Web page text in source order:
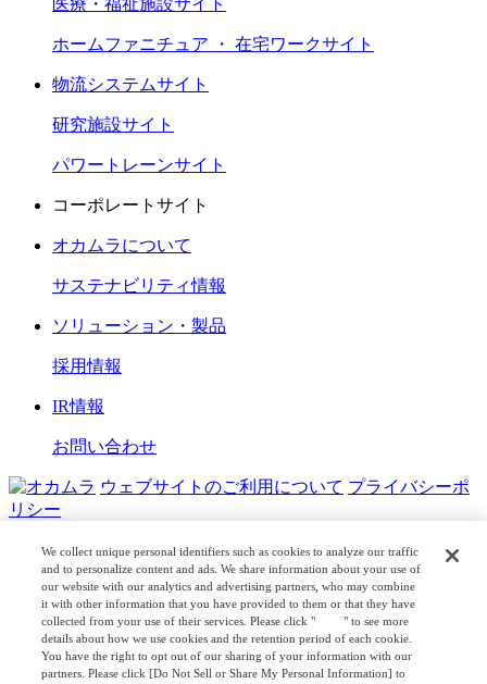
医療・福祉施設サイト
ホームファニチュア ・ 在宅ワークサイト
物流システムサイト
研究施設サイト
パワートレーンサイト
コーポレートサイト
オカムラについて
サステナビリティ情報
ソリューション・製品
採用情報
IR情報
お問い合わせ
ウェブサイトのご利用について プライバシーポ
リシー
COPYRIGHT © OKAMURA CORPORATION. ALL RIGHTS
RESERVED.
日本公式 企業広報
We collect unique personal identifiers such as cookies to analyze our traffic
and to personalize content and ads. We share information about your use of
our website with our analytics and advertising partners, who may combine
it with other information that you have provided to them or that they have
collected from your use of their services. Please click "
here" to see more
details about how we use cookies and the retention period of each cookie.
You have the right to opt out of our sharing of your information with our
partners. Please click [Do Not Sell or Share My Personal Information] to